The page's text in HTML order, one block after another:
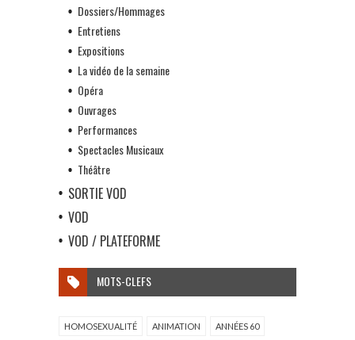
Dossiers/Hommages
Entretiens
Expositions
La vidéo de la semaine
Opéra
Ouvrages
Performances
Spectacles Musicaux
Théâtre
SORTIE VOD
VOD
VOD / PLATEFORME
MOTS-CLEFS
HOMOSEXUALITÉ ANIMATION ANNÉES 60